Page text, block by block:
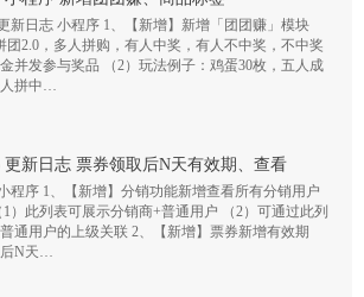
新日志 小程序 1、【新增】新增「团团赚」模块
团2.0，多人拼购，有人中奖，有人不中奖，不中奖
并发参与奖品 （2）玩法例子：鸡蛋30枚，五人成
拼中…
更新日志 票券领取后N天有效期、查看
程序 1、【新增】分销功能新增查看所有分销用户
1）此列表可展示分销商+普通用户 （2）可通过此列
通用户的上级关联 2、【新增】票券新增有效期
后N天…